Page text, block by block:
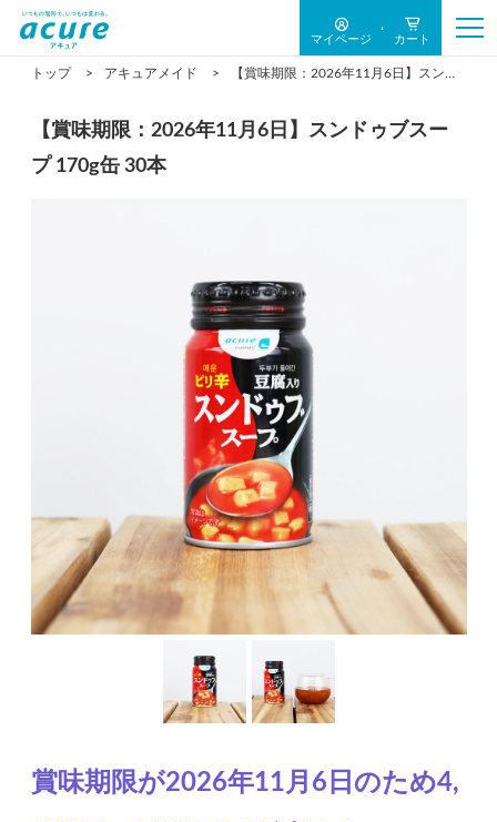
マイページ カート
トップ アキュアメイド
【賞味期限：2026年11月6日】スンドゥブスー
プ 170g缶 30本
賞味期限が2026年11月6日のため4,